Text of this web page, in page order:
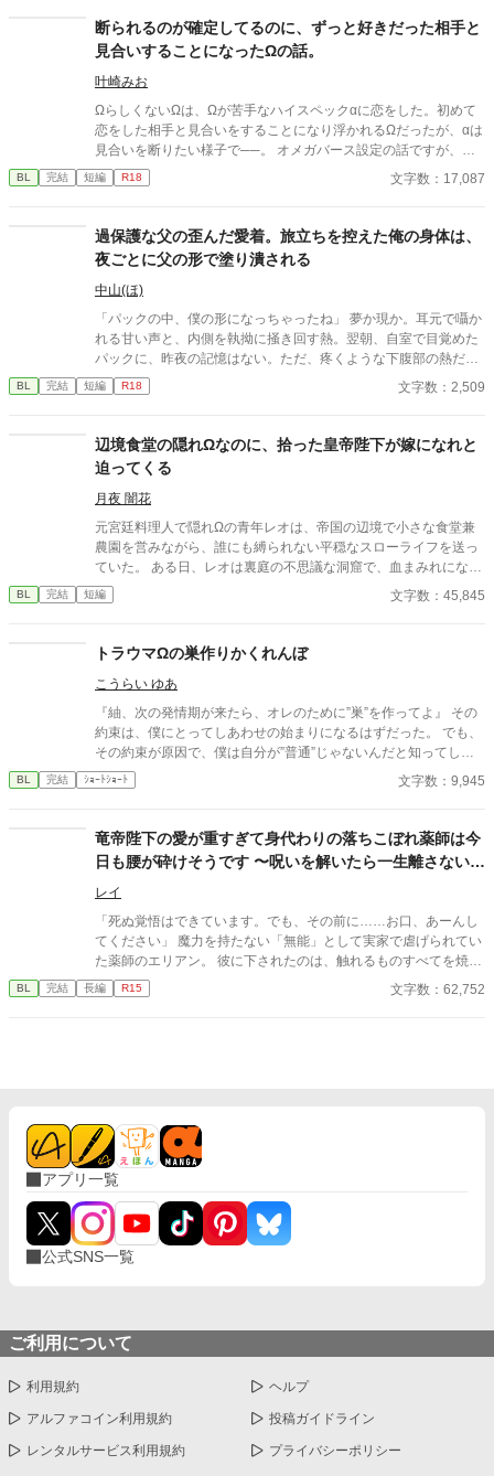
断られるのが確定してるのに、ずっと好きだった相手と
見合いすることになったΩの話。
叶崎みお
ΩらしくないΩは、Ωが苦手なハイスペックαに恋をした。初めて
恋をした相手と見合いをすることになり浮かれるΩだったが、αは
見合いを断りたい様子で──。 オメガバース設定の話ですが、作
中ではヒートしてません。両片想いのハピエンです。 他サイト様
にも投稿しております。
BL 完結 短編 R18 文字数：17,087
過保護な父の歪んだ愛着。旅立ちを控えた俺の身体は、
夜ごとに父の形で塗り潰される
中山(ほ)
「パックの中、僕の形になっちゃったね」 夢か現か。耳元で囁か
れる甘い声と、内側を執拗に掻き回す熱。翌朝、自室で目覚めた
パックに、昨夜の記憶はない。ただ、疼くような下腹部の熱だけ
が残っていた。 相談しようと向かった相手こそが、自分を侵食し
ている張本人だとも知らずに、パックは父の部屋の扉を開く。 こ
BL 完結 短編 R18 文字数：2,509
辺境食堂の隠れΩなのに、拾った皇帝陛下が嫁になれと
迫ってくる
月夜 闇花
元宮廷料理人で隠れΩの青年レオは、帝国の辺境で小さな食堂兼
農園を営みながら、誰にも縛られない平穏なスローライフを送っ
ていた。 ある日、レオは裏庭の不思議な洞窟で、血まみれになっ
て倒れていた大柄な青年アレクを拾う。 彼の正体は、お忍びで辺
境を訪れていた帝国最強のα皇帝だった。 身分を隠してレオの家
彼から漂う穏やかな香りに冷え切った心を溶かされていく。 一緒
に土を耕し、美味しいご飯を分け合ううちに、相反するはずの二
人のフェロモンは心地よく調和していくが、やがて帝都からの追
手が迫り……。 手料理が繋ぐ心と体。身分差を越えた、最強α皇
帝と隠れΩ料理人の美味しくて甘い辺境スローライフが幕を開け
る！ ※本作にはボーイズラブ要素およびオメガバース設定（α、
な方は閲覧にご注意ください。
BL 完結 短編 文字数：45,845
トラウマΩの巣作りかくれんぼ
こうらい ゆあ
『紬、次の発情期が来たら、オレのために”巣”を作ってよ』 その
約束は、僕にとってしあわせの始まりになるはずだった。 でも、
その約束が原因で、僕は自分が”普通”じゃないんだと知ってしま
った。 新しい恋人である優しいα・奏さんと暮らし始めても、あ
の日のトラウマは消えない。 彼に”巣”を見られるのが怖くて、発
所で、ひとりぼっちで”巣”を作り、彼が帰って来る前に片付け
る。 これは、“普通”のΩになれなかった僕と、大好きな恋人との
かくれんぼ。 どうか、僕の”巣”が見つかりませんように。 ――そ
う願っているのに、本当は少しだけ、奏さんに見つけて欲しいと
願ってしまった僕のお話。
BL 完結 ｼｮｰﾄｼｮｰﾄ 文字数：9,945
竜帝陛下の愛が重すぎて身代わりの落ちこぼれ薬師は今
日も腰が砕けそうです 〜呪いを解いたら一生離さないと
宣言されました〜
レイ
「死ぬ覚悟はできています。でも、その前に……お口、あーんし
てください」 魔力を持たない「無能」として実家で虐げられてい
た薬師のエリアン。 彼に下されたのは、触れるものすべてを焼き
尽くす「死の竜帝」ヴァレリウスへの、身代わりの婚姻だった。
BL 完結 長編 R15 文字数：62,752
アプリ一覧
公式SNS一覧
ご利用について
利用規約 ヘルプ
アルファコイン利用規約 投稿ガイドライン
レンタルサービス利用規約 プライバシーポリシー